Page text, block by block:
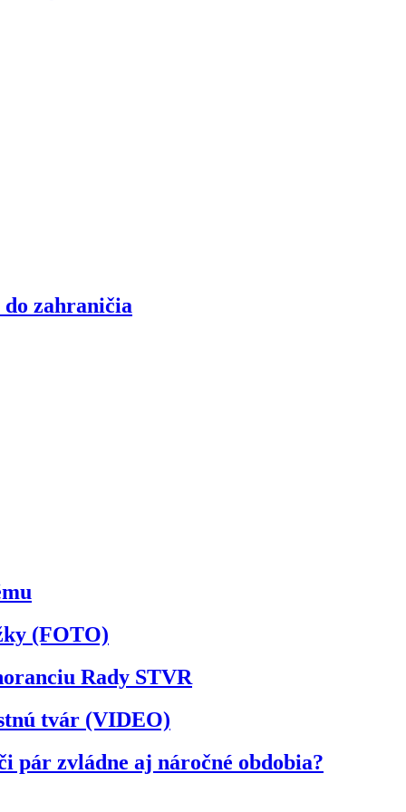
do zahraničia
(FOTO)
Rady STVR
tvár (VIDEO)
pár zvládne aj náročné obdobia?